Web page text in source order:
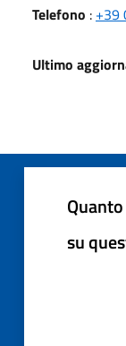
Telefono : +39
Ultimo
su